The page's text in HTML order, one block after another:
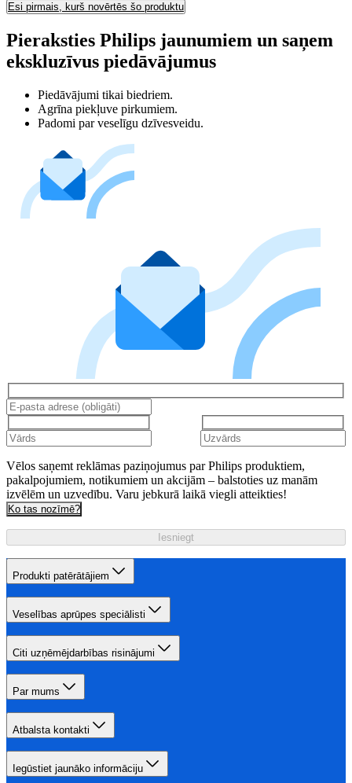
Esi pirmais, kurš novērtēs šo produktu
Pieraksties Philips jaunumiem un saņem
ekskluzīvus piedāvājumus
Piedāvājumi tikai biedriem.
Agrīna piekļuve pirkumiem.
Padomi par veselīgu dzīvesveidu.
Vēlos saņemt reklāmas paziņojumus par Philips produktiem,
pakalpojumiem, notikumiem un akcijām – balstoties uz manām
izvēlēm un uzvedību. Varu jebkurā laikā viegli atteikties!
Ko tas nozīmē?
Iesniegt
Produkti patērātājiem
Veselības aprūpes speciālisti
Citi uzņēmējdarbības risinājumi
Par mums
Atbalsta kontakti
Iegūstiet jaunāko informāciju